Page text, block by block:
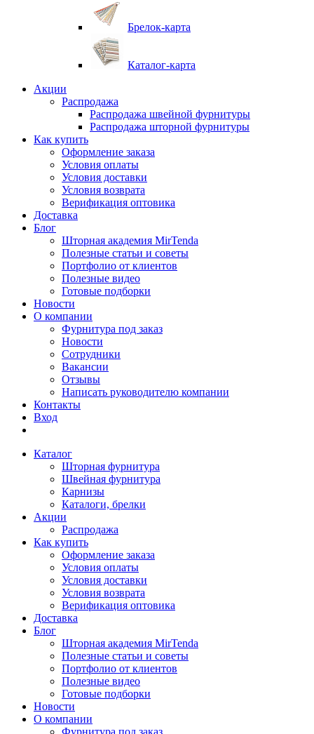
Брелок-карта
Каталог-карта
Акции
Распродажа
Распродажа швейной фурнитуры
Распродажа шторной фурнитуры
Как купить
Оформление заказа
Условия оплаты
Условия доставки
Условия возврата
Верификация оптовика
Доставка
Блог
Шторная академия MirTenda
Полезные статьи и советы
Портфолио от клиентов
Полезные видео
Готовые подборки
Новости
О компании
Фурнитура под заказ
Новости
Сотрудники
Вакансии
Отзывы
Написать руководителю компании
Контакты
Вход
Каталог
Шторная фурнитура
Швейная фурнитура
Карнизы
Каталоги, брелки
Акции
Распродажа
Как купить
Оформление заказа
Условия оплаты
Условия доставки
Условия возврата
Верификация оптовика
Доставка
Блог
Шторная академия MirTenda
Полезные статьи и советы
Портфолио от клиентов
Полезные видео
Готовые подборки
Новости
О компании
Фурнитура под заказ